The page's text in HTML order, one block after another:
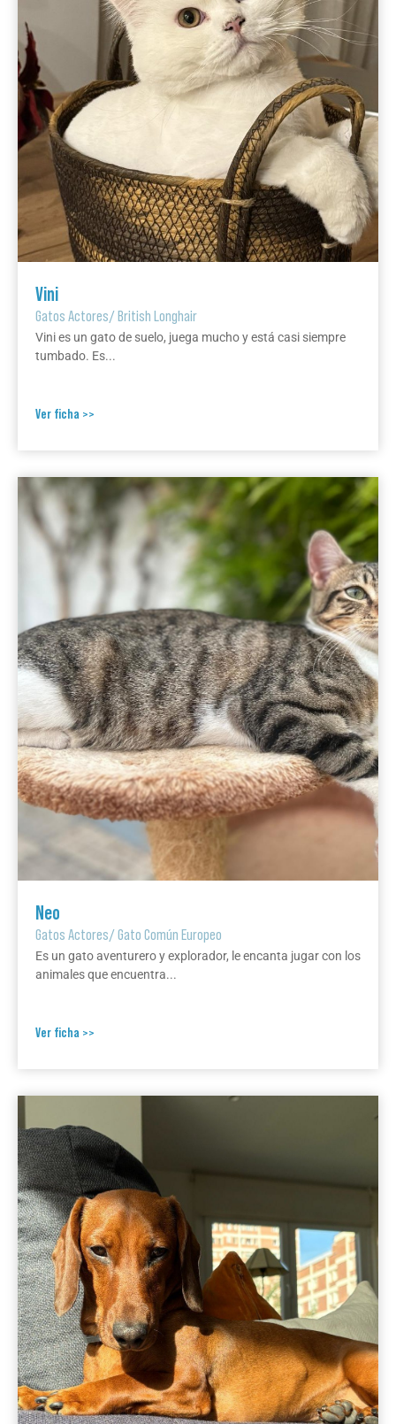
Vini
Gatos Actores/British Longhair
Vini es un gato de suelo, juega mucho y está casi siempre
tumbado. Es...
Ver ficha >>
Neo
Gatos Actores/Gato Común Europeo
Es un gato aventurero y explorador, le encanta jugar con los
animales que encuentra...
Ver ficha >>